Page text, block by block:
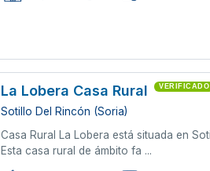
La Lobera Casa Rural VERIFICADO
Sotillo Del Rincón (Soria)
Casa Rural La Lobera está situada en
Esta casa rural de ámbito fa ...